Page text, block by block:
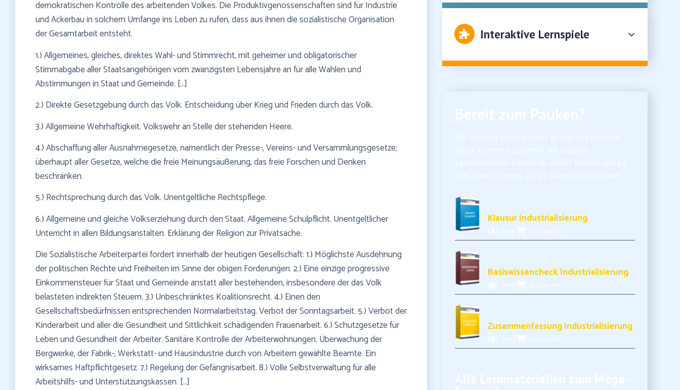
demokratischen Kontrolle des arbeitenden Volkes. Die Produktivgenossenschaften sind für Industrie
und Ackerbau in solchem Umfange ins Leben zu rufen, dass aus ihnen die sozialistische Organisation
der Gesamtarbeit entsteht.
1.) Allgemeines, gleiches, direktes Wahl- und Stimmrecht, mit geheimer und obligatorischer
Stimmabgabe aller Staatsangehörigen vom zwanzigsten Lebensjahre an für alle Wahlen und
Abstimmungen in Staat und Gemeinde. […]
2.) Direkte Gesetzgebung durch das Volk. Entscheidung über Krieg und Frieden durch das Volk.
3.) Allgemeine Wehrhaftigkeit. Volkswehr an Stelle der stehenden Heere.
4.) Abschaffung aller Ausnahmegesetze, namentlich der Presse-, Vereins- und Versammlungsgesetze;
überhaupt aller Gesetze, welche die freie Meinungsäußerung, das freie Forschen und Denken
beschränken.
5.) Rechtsprechung durch das Volk. Unentgeltliche Rechtspflege.
6.) Allgemeine und gleiche Volkserziehung durch den Staat. Allgemeine Schulpflicht. Unentgeltlicher
Unterricht in allen Bildungsanstalten. Erklärung der Religion zur Privatsache.
Die Sozialistische Arbeiterpartei fordert innerhalb der heutigen Gesellschaft: 1.) Möglichste Ausdehnung
der politischen Rechte und Freiheiten im Sinne der obigen Forderungen. 2.) Eine einzige progressive
Einkommensteuer für Staat und Gemeinde anstatt aller bestehenden, insbesondere der das Volk
belasteten indirekten Steuern. 3.) Unbeschränktes Koalitionsrecht. 4.) Einen den
Gesellschaftsbedürfnissen entsprechenden Normalarbeitstag. Verbot der Sonntagsarbeit. 5.) Verbot der
Kinderarbeit und aller die Gesundheit und Sittlichkeit schädigenden Frauenarbeit. 6.) Schutzgesetze für
Leben und Gesundheit der Arbeiter. Sanitäre Kontrolle der Arbeiterwohnungen. Überwachung der
Bergwerke, der Fabrik-, Werkstatt- und Hausindustrie durch von Arbeitern gewählte Beamte. Ein
wirksames Haftpflichtgesetz. 7.) Regelung der Gefängnisarbeit. 8.) Volle Selbstverwaltung für alle
Arbeitshilfs- und Unterstützungskassen. […]
Interaktive Lernspiele
Klausur Industrialisierung
Basiswissencheck Industrialisierung
Zusammenfassung Industrialisierung